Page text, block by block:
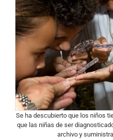
Se ha descubierto que los niños
que las niñas de ser
archivo y